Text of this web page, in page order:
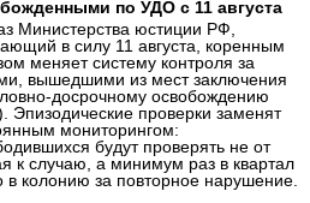
по УДО с 11 августа
Министерства юстиции РФ,
в силу 11 августа, коренным
меняет систему контроля за
вышедшими из мест заключения
досрочному освобождению
Эпизодические проверки заменят
мониторингом:
будут проверять не от
к случаю, а минимум раз в квартал
в колонию за повторное нарушение.